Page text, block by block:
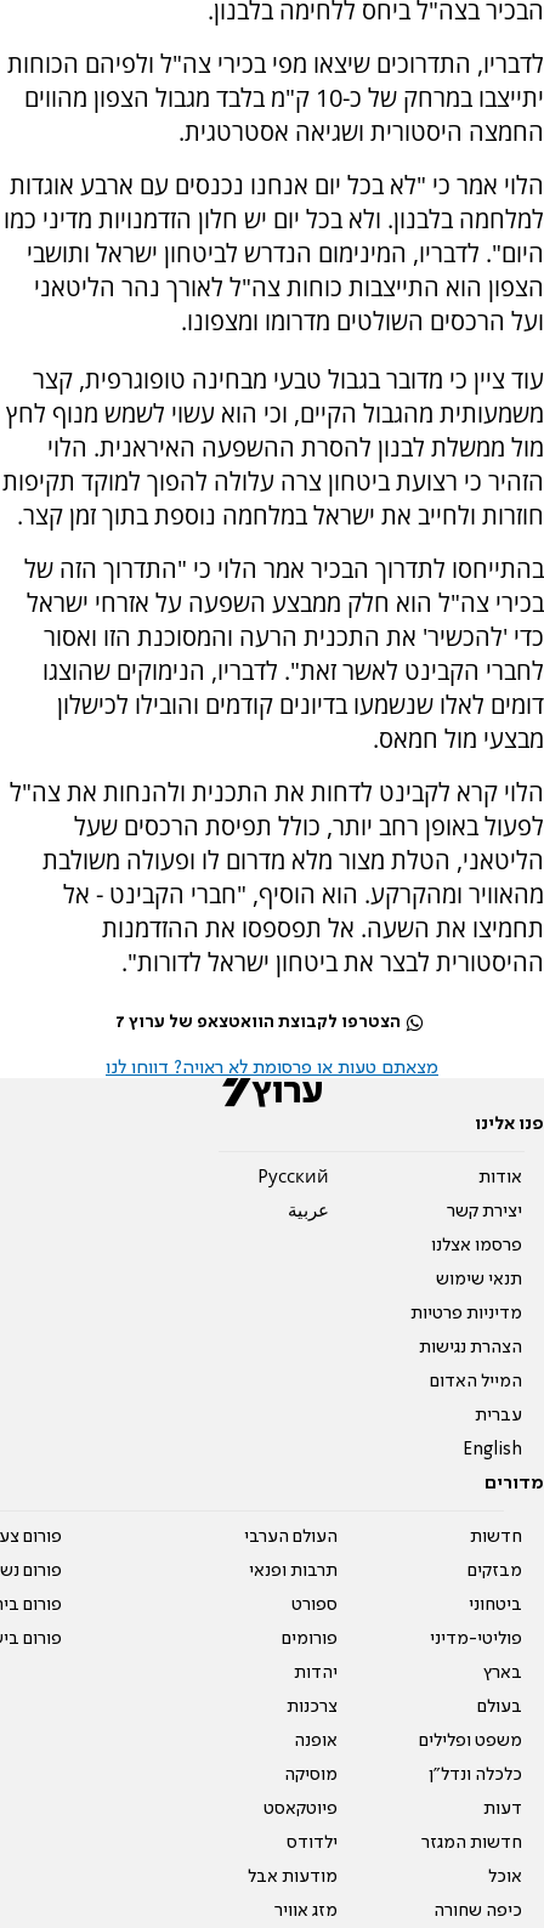
הבכיר בצה"ל ביחס ללחימה בלבנון.
לדבריו, התדרוכים שיצאו מפי בכירי צה"ל ולפיהם הכוחות
יתייצבו במרחק של כ-10 ק"מ בלבד מגבול הצפון מהווים
החמצה היסטורית ושגיאה אסטרטגית.
הלוי אמר כי "לא בכל יום אנחנו נכנסים עם ארבע אוגדות
למלחמה בלבנון. ולא בכל יום יש חלון הזדמנויות מדיני כמו
היום". לדבריו, המינימום הנדרש לביטחון ישראל ותושבי
הצפון הוא התייצבות כוחות צה"ל לאורך נהר הליטאני
ועל הרכסים השולטים מדרומו ומצפונו.
עוד ציין כי מדובר בגבול טבעי מבחינה טופוגרפית, קצר
משמעותית מהגבול הקיים, וכי הוא עשוי לשמש מנוף לחץ
מול ממשלת לבנון להסרת ההשפעה האיראנית. הלוי
הזהיר כי רצועת ביטחון צרה עלולה להפוך למוקד תקיפות
חוזרות ולחייב את ישראל במלחמה נוספת בתוך זמן קצר.
בהתייחסו לתדרוך הבכיר אמר הלוי כי "התדרוך הזה של
בכירי צה"ל הוא חלק ממבצע השפעה על אזרחי ישראל
כדי 'להכשיר' את התכנית הרעה והמסוכנת הזו ואסור
לחברי הקבינט לאשר זאת". לדבריו, הנימוקים שהוצגו
דומים לאלו שנשמעו בדיונים קודמים והובילו לכישלון
מבצעי מול חמאס.
הלוי קרא לקבינט לדחות את התכנית ולהנחות את צה"ל
לפעול באופן רחב יותר, כולל תפיסת הרכסים שעל
הליטאני, הטלת מצור מלא מדרום לו ופעולה משולבת
מהאוויר ומהקרקע. הוא הוסיף, "חברי הקבינט - אל
תחמיצו את השעה. אל תפספסו את ההזדמנות
ההיסטורית לבצר את ביטחון ישראל לדורות".
הצטרפו לקבוצת הוואטצאפ של ערוץ 7
מצאתם טעות או פרסומת לא ראויה? דווחו לנו
פנו אלינו
אודות
יצירת קשר
פרסמו אצלנו
תנאי שימוש
מדיניות פרטיות
הצהרת נגישות
המייל האדום
עברית
English
Pусский
عربية
מדורים
חדשות
מבזקים
ביטחוני
פוליטי-מדיני
בארץ
בעולם
משפט ופלילים
כלכלה ונדל"ן
דעות
חדשות המגזר
אוכל
כיפה שחורה
העולם הערבי
תרבות ופנאי
ספורט
פורומים
יהדות
צרכנות
אופנה
מוסיקה
פיוטקאסט
ילדודס
מודעות אבל
מזג אוויר
פורום
פורום
פורום
פורום